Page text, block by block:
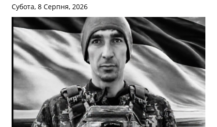
Субота, 8 Серпня, 2026